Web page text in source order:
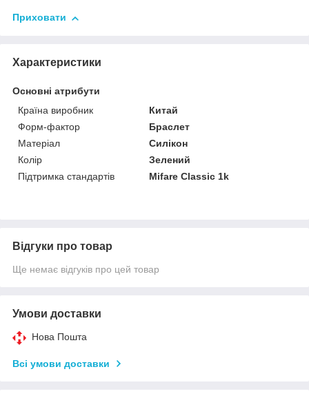
Приховати
Характеристики
Основні атрибути
Країна виробник
Китай
Форм-фактор
Браслет
Матеріал
Силікон
Колір
Зелений
Підтримка стандартів
Mifare Classic 1k
Відгуки про товар
Ще немає відгуків про цей товар
Умови доставки
Нова Пошта
Всі умови доставки